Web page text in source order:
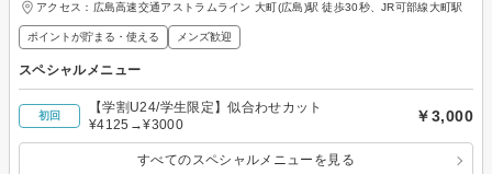
アクセス：広島高速交通アストラムライン 大町(広島)駅 徒歩30秒、JR可部線大町駅
ポイントが貯まる・使える メンズ歓迎
スペシャルメニュー
初回
【学割U24/学生限定】似合わせカット
¥4125→¥3000
￥3,000
すべてのスペシャルメニューを見る